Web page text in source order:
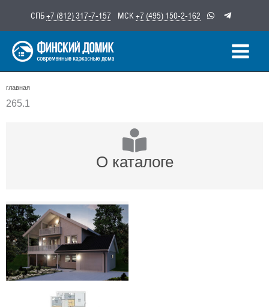
содержимому
СПБ+7 (812) 317-7-157 МСК +7 (495) 150-2-162
главная
265.1
О каталоге